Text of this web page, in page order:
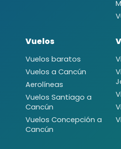
Vuelos
Vuelos baratos
Vuelos a Cancún
Aerolíneas
Vuelos Santiago a
Cancún
Vuelos Concepción a
Cancún